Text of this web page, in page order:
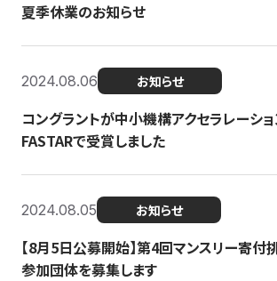
夏季休業のお知らせ
2024.08.06 お知らせ
コングラントが中小機構アクセラレーシ
FASTARで受賞しました
2024.08.05 お知らせ
【8月5日公募開始】第4回マンスリー寄付
参加団体を募集します